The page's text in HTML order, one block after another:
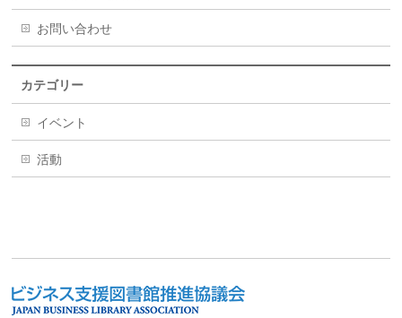
お問い合わせ
カテゴリー
イベント
活動